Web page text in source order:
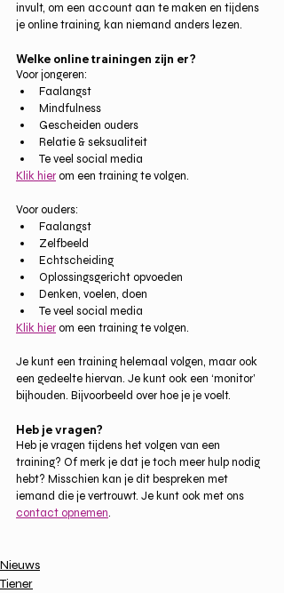
invult, om een account aan te maken en tijdens
je online training, kan niemand anders lezen.
Welke online trainingen zijn er?
Voor jongeren:
Faalangst
Mindfulness
Gescheiden ouders
Relatie & seksualiteit
Te veel social media
Klik hier om een training te volgen.
Voor ouders:
Faalangst
Zelfbeeld
Echtscheiding
Oplossingsgericht opvoeden
Denken, voelen, doen
Te veel social media
Klik hier om een training te volgen.
Je kunt een training helemaal volgen, maar ook
een gedeelte hiervan. Je kunt ook een ‘monitor’
bijhouden. Bijvoorbeeld over hoe je je voelt.
Heb je vragen?
Heb je vragen tijdens het volgen van een
training? Of merk je dat je toch meer hulp nodig
hebt? Misschien kan je dit bespreken met
iemand die je vertrouwt. Je kunt ook met ons
contact opnemen.
Nieuws
Tiener